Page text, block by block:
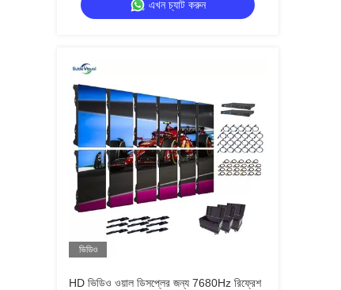
এখন চ্যাট করুন
ভিডিও
HD ভিডিও ওয়াল ডিসপ্লের জন্য 7680Hz রিফ্রেশ